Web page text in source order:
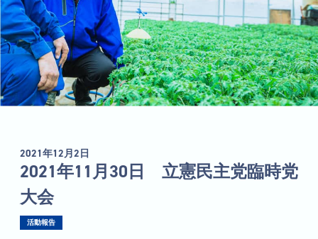
2021年12月2日
2021年11月30日 立憲民主党臨時党
大会
活動報告